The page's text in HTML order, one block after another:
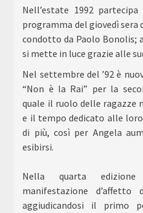
Nell’estate 1992
programma del giovedì sera
condotto da Paolo Bonolis;
si mette in luce grazie alle
Nel settembre del ’92 è
“Non è la Rai” per la
quale il ruolo delle ragazze
e il tempo dedicato alle
di più, così per Angela
esibirsi.
Nella quarta
manifestazione
aggiudicandosi il primo